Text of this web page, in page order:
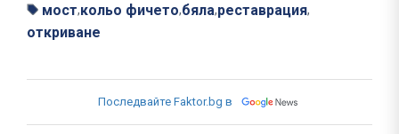
мост,кольо фичето,бяла,реставрация,
откриване
Последвайте Faktor.bg в